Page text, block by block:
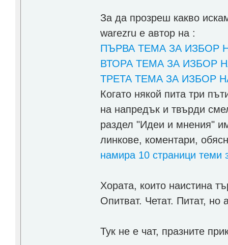
За да прозреш какво
warezru е автор на :
ПЪРВА ТЕМА ЗА ИЗБОР
ВТОРА ТЕМА ЗА ИЗБОР
ТРЕТА ТЕМА ЗА ИЗБОР
Когато някой пита три
на напредък и твърди
раздел "Идеи и мнения"
линкове, коментари,
намира 10 страници теми
Хората, които наистина
Опитват. Четат. Питат,
Тук не е чат, празните